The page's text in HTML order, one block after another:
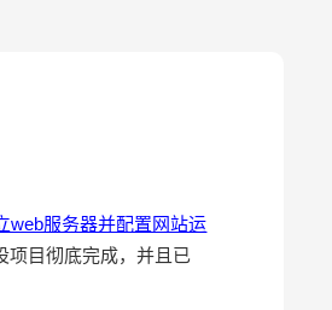
web服务器并配置网站运
项目彻底完成，并且已